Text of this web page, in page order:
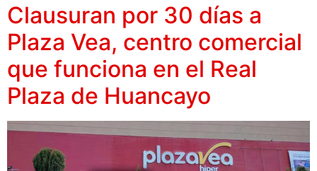
Clausuran por 30 días a
Plaza Vea, centro comercial
que funciona en el Real
Plaza de Huancayo